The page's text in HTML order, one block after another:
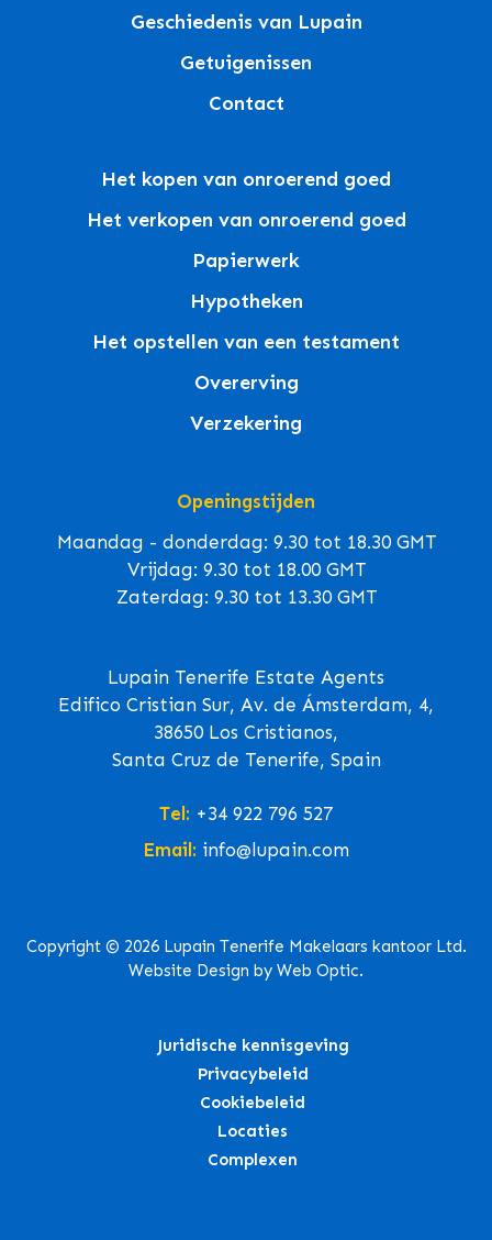
Geschiedenis van Lupain
Getuigenissen
Contact
Het kopen van onroerend goed
Het verkopen van onroerend goed
Papierwerk
Hypotheken
Het opstellen van een testament
Overerving
Verzekering
Openingstijden
Maandag - donderdag: 9.30 tot 18.30 GMT
Vrijdag: 9.30 tot 18.00 GMT
Zaterdag: 9.30 tot 13.30 GMT
Lupain Tenerife Estate Agents
Edifico Cristian Sur, Av. de Ámsterdam, 4,
38650 Los Cristianos,
Santa Cruz de Tenerife, Spain
Tel: +34 922 796 527
Email: info@lupain.com
Copyright © 2026 Lupain Tenerife Makelaars kantoor Ltd.
Website Design by Web Optic.
Juridische kennisgeving
Privacybeleid
Cookiebeleid
Locaties
Complexen